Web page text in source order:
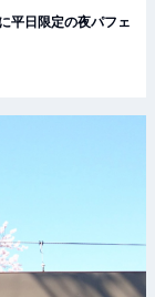
平日限定の夜パフェ